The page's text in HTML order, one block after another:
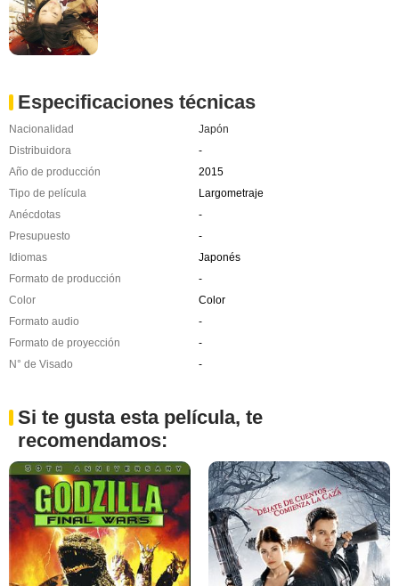
Especificaciones técnicas
Nacionalidad
Japón
Distribuidora
-
Año de producción
2015
Tipo de película
Largometraje
Anécdotas
-
Presupuesto
-
Idiomas
Japonés
Formato de producción
-
Color
Color
Formato audio
-
Formato de proyección
-
N° de Visado
-
Si te gusta esta película, te
recomendamos: